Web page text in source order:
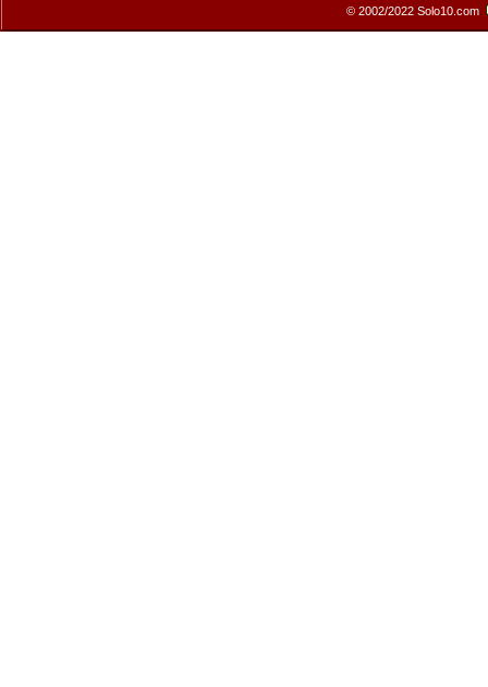
© 2002/2022 Solo10.com